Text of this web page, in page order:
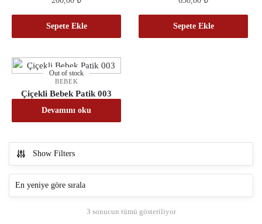
Sepete Ekle Sepete Ekle
Out of stock
BEBEK
Çiçekli Bebek Patik 003
Devamını oku
Show Filters
3 sonucun tümü gösteriliyorEn